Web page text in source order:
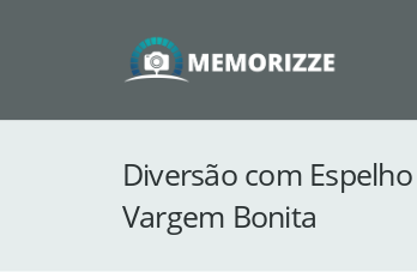
Diversão com
Vargem Bonita